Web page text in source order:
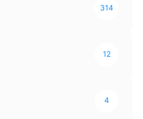
314
12
4